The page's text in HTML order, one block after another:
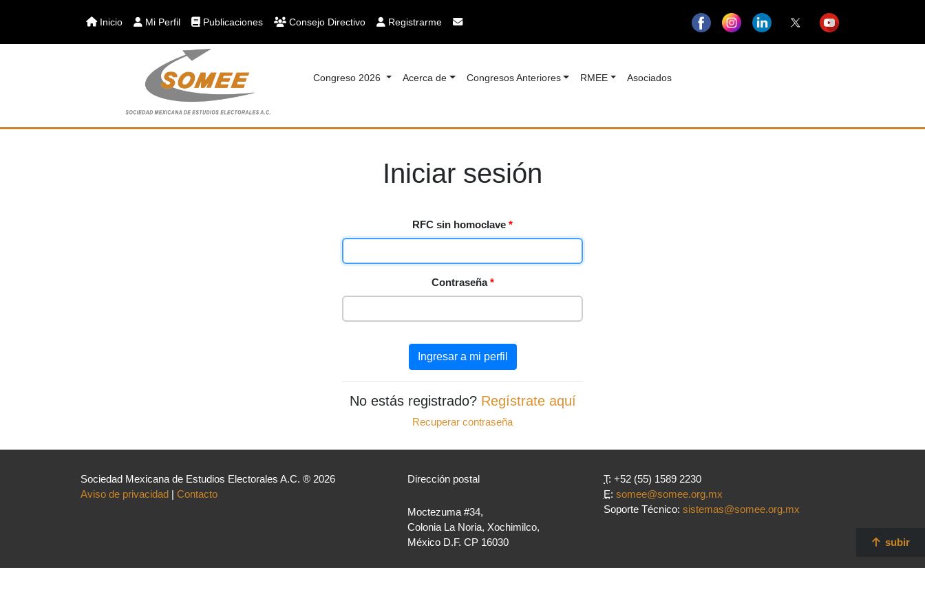
Inicio Mi Perfil Publicaciones Consejo Directivo Registrarme
Congreso 2026 Acerca de Congresos Anteriores RMEE Asociados
Iniciar sesión
RFC sin homoclave *
Contraseña*
No estás registrado? Regístrate aquí
Recuperar contraseña
subir
Sociedad Mexicana de Estudios Electorales A.C. ® 2026
Aviso de privacidad | Contacto
Dirección postal
Moctezuma #34,
Colonia La Noria, Xochimilco,
México D.F. CP 16030
T: +52 (55) 1589 2230
E: somee@somee.org.mx
Soporte Técnico: sistemas@somee.org.mx